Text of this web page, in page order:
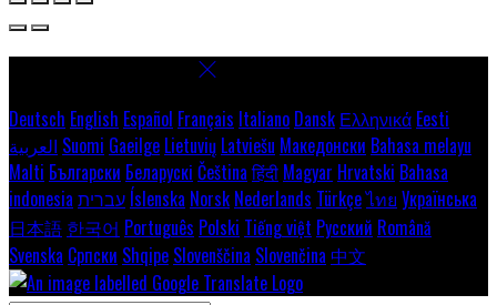
Deutsch English Español Français Italiano Dansk Ελληνικά Eesti
العربية Suomi Gaeilge Lietuvių Latviešu Македонски Bahasa melayu
Malti Български Беларускі Čeština हिंदी Magyar Hrvatski Bahasa
indonesia עברית Íslenska Norsk Nederlands Türkçeไทย Українська
日本語 한국어 Português Polski Tiếng việt Русский Română
Svenska Српски Shqipe Slovenščina Slovenčina 中文